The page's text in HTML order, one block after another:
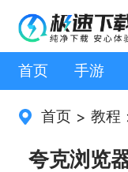
首页 手游
首页 > 教程
夸克浏览